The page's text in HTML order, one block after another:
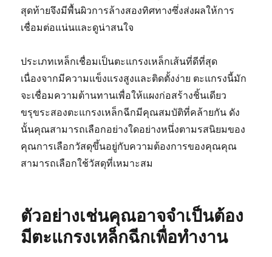
สุดท้ายจึงมีพื้นผิวการล้างสองทิศทางซึ่งส่งผลให้การ
เชื่อมต่อแน่นและดูน่าสนใจ
ประเภทเหล็กเชื่อมเป็นตะแกรงเหล็กเส้นที่ดีที่สุด
เนื่องจากมีความแข็งแรงสูงและติดตั้งง่าย ตะแกรงนี้มัก
จะเชื่อมความต้านทานเพื่อให้แผงก่อสร้างชิ้นเดียว
ขรุขระสองตะแกรงเหล็กฉีกมีคุณสมบัติที่คล้ายกัน ดัง
นั้นคุณสามารถเลือกอย่างใดอย่างหนึ่งตามรสนิยมของ
คุณการเลือกวัสดุขึ้นอยู่กับความต้องการของคุณคุณ
สามารถเลือกใช้วัสดุที่เหมาะสม
ตัวอย่างเช่นคุณอาจจำเป็นต้อง
มีตะแกรงเหล็กฉีกเพื่อทำงาน